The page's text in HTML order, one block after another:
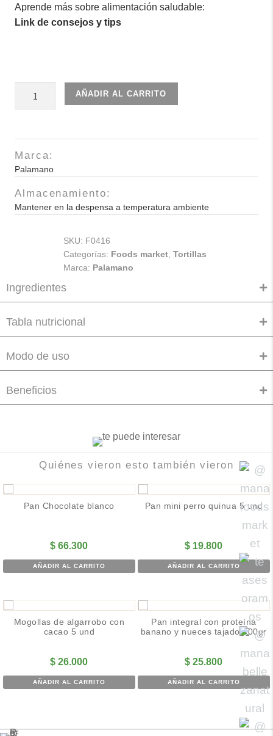
Aprende más sobre alimentación saludable:
Link de consejos y tips
cantidad
AÑADIR AL CARRITO
Marca:
Palamano
Almacenamiento:
Mantener en la despensa a temperatura ambiente
SKU: F0416
Categorías: Foods market Tortillas
Marca: Palamano
Ingredientes
Tabla nutricional
Modo de uso
Beneficios
Quiénes vieron esto también vieron
Pan Chocolate blanco
$ 66.300
AÑADIR AL CARRITO
Pan mini perro quinua 5 und
$ 19.800
AÑADIR AL CARRITO
Mogollas de algarrobo con
cacao 5 und
$ 26.000
AÑADIR AL CARRITO
Pan integral con proteína
banano y nueces tajado 600gr
$ 25.800
AÑADIR AL CARRITO